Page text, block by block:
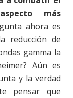
más
ahora es
reducción de
gamma la
Aún es
y la verdad
pensar que